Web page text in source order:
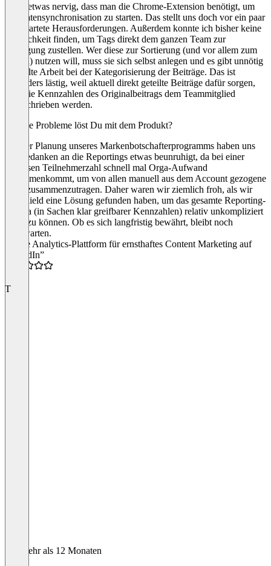
Es ist etwas nervig, dass man die Chrome-Extension benötigt, um
die Datensynchronisation zu starten. Das stellt uns doch vor ein paar
unerwartete Herausforderungen. Außerdem konnte ich bisher keine
Möglichkeit finden, um Tags direkt dem ganzen Team zur
Verfügung zustellen. Wer diese zur Sortierung (und vor allem zum
Filtern) nutzen will, muss sie sich selbst anlegen und es gibt unnötig
doppelte Arbeit bei der Kategorisierung der Beiträge. Das ist
besonders lästig, weil aktuell direkt geteilte Beiträge dafür sorgen,
dass die Kennzahlen des Originalbeitrags dem Teammitglied
zugeschrieben werden.
Welche Probleme löst Du mit dem Produkt?
Bei der Planung unseres Markenbotschafterprogramms haben uns
die Gedanken an die Reportings etwas beunruhigt, da bei einer
gewissen Teilnehmerzahl schnell mal Orga-Aufwand
zusammenkommt, um von allen manuell aus dem Account gezogene
Infos zusammenzutragen. Daher waren wir ziemlich froh, als wir
mit Shield eine Lösung gefunden haben, um das gesamte Reporting-
Thema (in Sachen klar greifbarer Kennzahlen) relativ unkompliziert
lösen zu können. Ob es sich langfristig bewährt, bleibt noch
abzuwarten.
“Beste Analytics-Plattform für ernsthaftes Content Marketing auf
LinkedIn”
T
Vor mehr als 12 Monaten